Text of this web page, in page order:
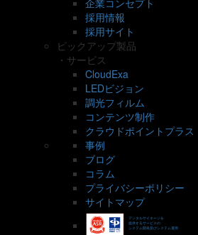
企業コンセプト
採用情報
採用サイト
ピックアップ製品
・サービス
CloudExa
LEDビジョン
調光フィルム
コンテンツ制作
クラウドポイントプラス
事例
ブログ
コラム
プライバシーポリシー
サイトマップ
デジタルサイネージを
提供するサービスの
システム開発及びシステム運用